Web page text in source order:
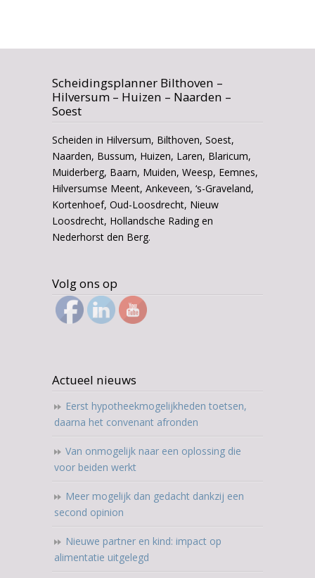
Scheidingsplanner Bilthoven –
Hilversum – Huizen – Naarden –
Soest
Scheiden in Hilversum, Bilthoven, Soest,
Naarden, Bussum, Huizen, Laren, Blaricum,
Muiderberg, Baarn, Muiden, Weesp, Eemnes,
Hilversumse Meent, Ankeveen, ‘s-Graveland,
Kortenhoef, Oud-Loosdrecht, Nieuw
Loosdrecht, Hollandsche Rading en
Nederhorst den Berg.
Volg ons op
Actueel nieuws
Eerst hypotheekmogelijkheden toetsen,
daarna het convenant afronden
Van onmogelijk naar een oplossing die
voor beiden werkt
Meer mogelijk dan gedacht dankzij een
second opinion
Nieuwe partner en kind: impact op
alimentatie uitgelegd